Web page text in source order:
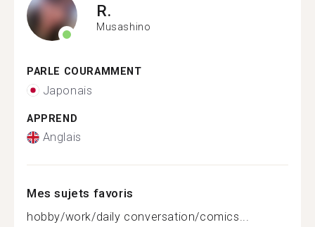
R.
Musashino
PARLE COURAMMENT
Japonais
APPREND
Anglais
Mes sujets favoris
hobby/work/daily conversation/comics...